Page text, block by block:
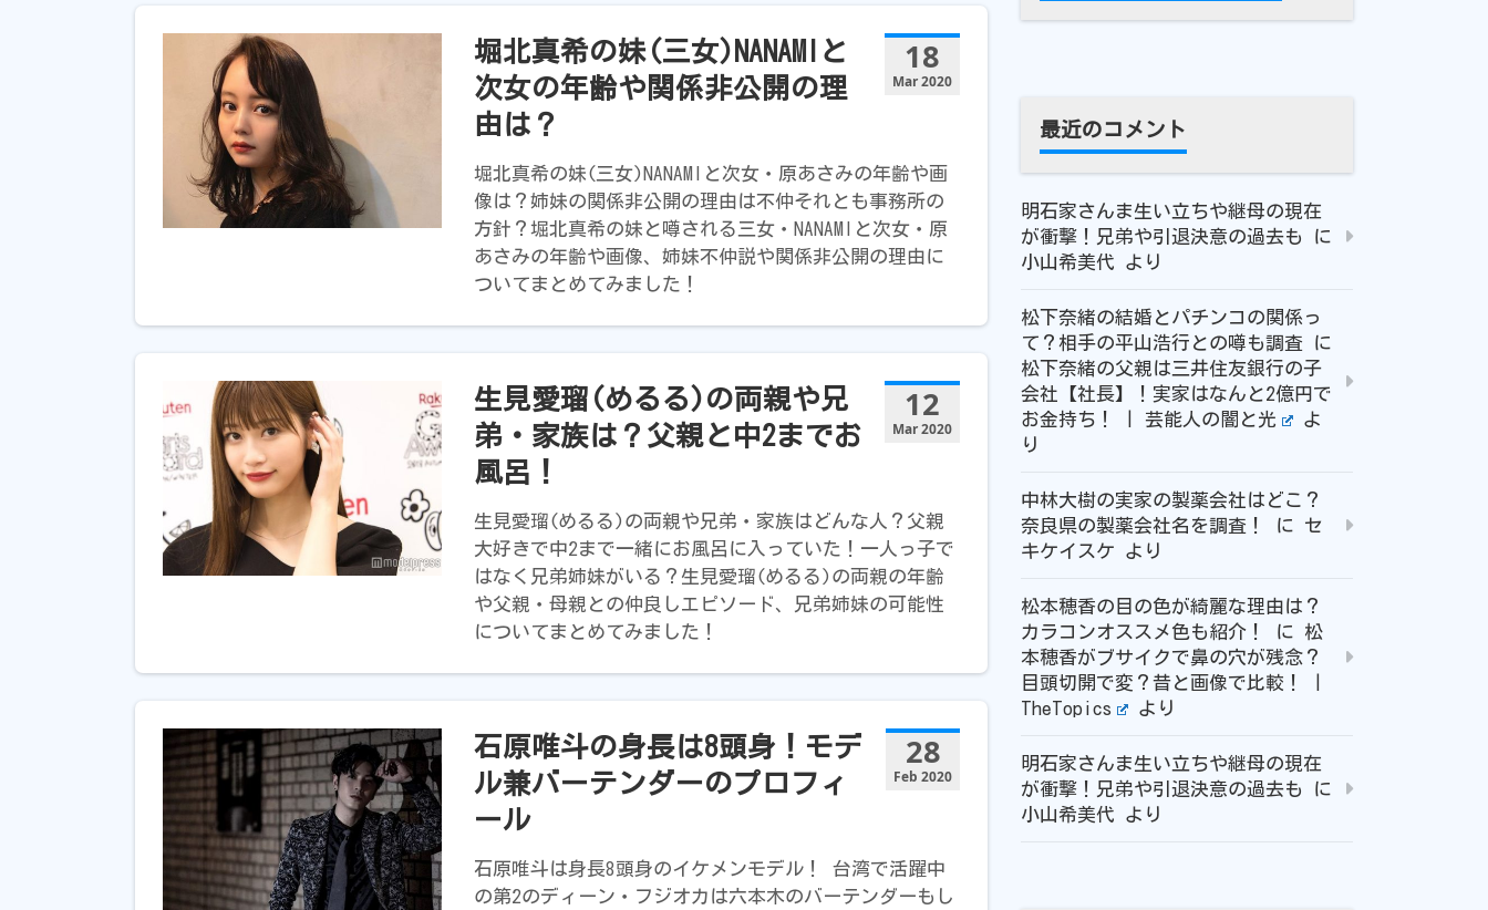
18
Mar 2020
堀北真希の妹(三女)NANAMIと
次女の年齢や関係非公開の理
由は？
堀北真希の妹(三女)NANAMIと次女・原あさみの年齢や画
像は？姉妹の関係非公開の理由は不仲それとも事務所の
方針？堀北真希の妹と噂される三女・NANAMIと次女・原
あさみの年齢や画像、姉妹不仲説や関係非公開の理由に
ついてまとめてみました！
12
Mar 2020
生見愛瑠(めるる)の両親や兄
弟・家族は？父親と中2までお
風呂！
生見愛瑠(めるる)の両親や兄弟・家族はどんな人？父親
大好きで中2まで一緒にお風呂に入っていた！一人っ子で
はなく兄弟姉妹がいる？生見愛瑠(めるる)の両親の年齢
や父親・母親との仲良しエピソード、兄弟姉妹の可能性
についてまとめてみました！
28
Feb 2020
石原唯斗の身長は8頭身！モデ
ル兼バーテンダーのプロフィ
ール
石原唯斗は身長8頭身のイケメンモデル！ 台湾で活躍中
の第2のディーン・フジオカは六本木のバーテンダーもし
最近のコメント
明石家さんま生い立ちや継母の現在
が衝撃！兄弟や引退決意の過去も
に
小山希美代 より
松下奈緒の結婚とパチンコの関係っ
て？相手の平山浩行との噂も調査 に
松下奈緒の父親は三井住友銀行の子
会社【社長】！実家はなんと2億円で
お金持ち！ | 芸能人の闇と光
よ
り
中林大樹の実家の製薬会社はどこ？
奈良県の製薬会社名を調査！
に セ
キケイスケ より
松本穂香の目の色が綺麗な理由は？
カラコンオススメ色も紹介！
に 松
本穂香がブサイクで鼻の穴が残念？
目頭切開で変？昔と画像で比較！ |
TheTopics
より
明石家さんま生い立ちや継母の現在
が衝撃！兄弟や引退決意の過去も
に
小山希美代 より